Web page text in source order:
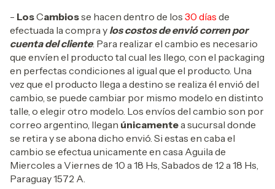
- LosCambiosse hacen dentro de los 30 días de
efectuada la compra y los costos de envió corren por
cuenta del cliente. Para realizar el cambio es necesario
que envíen el producto tal cual les llego, con el packaging
en perfectas condiciones al igual que el producto. Una
vez que el producto llega a destino se realiza él envió del
cambio, se puede cambiar por mismo modelo en distinto
talle, o elegir otro modelo. Los envíos del cambio son por
correo argentino, llegan únicamentea sucursal donde
se retira y se abona dicho envió. Si estas en caba el
cambio se efectua unicamente en casa Aguila de
Miercoles a Viernes de 10 a 18 Hs, Sabados de 12 a 18 Hs,
Paraguay 1572 A.